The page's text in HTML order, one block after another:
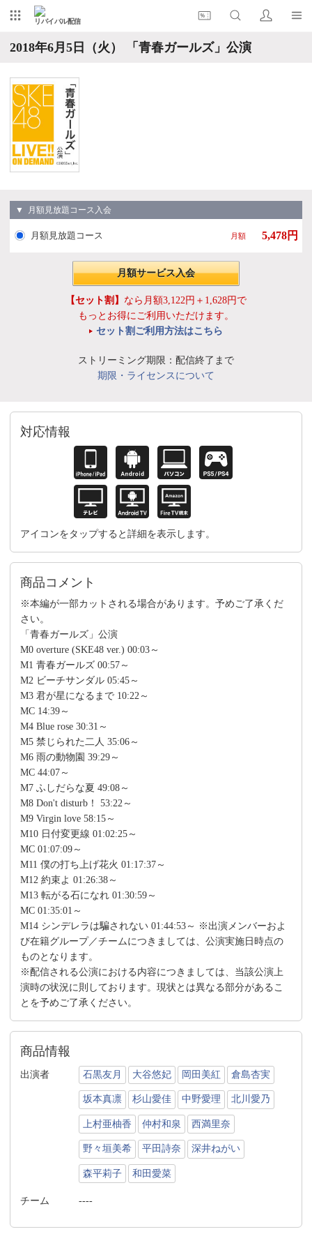
リバイバル配信
2018年6月5日（火） 「青春ガールズ」公演
▼ 月額見放題コース入会
月額見放題コース 月額 5,478円
月額サービス入会
【セット割】 なら月額3,122円＋1,628円で
もっとお得にご利用いただけます。
セット割ご利用方法はこちら
ストリーミング期限：配信終了まで
期限・ライセンスについて
対応情報
アイコンをタップすると詳細を表示します。
商品コメント
※本編が一部カットされる場合があります。予めご了承くだ
さい。
「青春ガールズ」公演
M0 overture (SKE48 ver.) 00:03～
M1 青春ガールズ 00:57～
M2 ビーチサンダル 05:45～
M3 君が星になるまで 10:22～
MC 14:39～
M4 Blue rose 30:31～
M5 禁じられた二人 35:06～
M6 雨の動物園 39:29～
MC 44:07～
M7 ふしだらな夏 49:08～
M8 Don't disturb！ 53:22～
M9 Virgin love 58:15～
M10 日付変更線 01:02:25～
MC 01:07:09～
M11 僕の打ち上げ花火 01:17:37～
M12 約束よ 01:26:38～
M13 転がる石になれ 01:30:59～
MC 01:35:01～
M14 シンデレラは騙されない 01:44:53～ ※出演メンバーおよ
び在籍グループ／チームにつきましては、公演実施日時点の
ものとなります。
※配信される公演における内容につきましては、当該公演上
演時の状況に則しております。現状とは異なる部分があるこ
とを予めご了承ください。
商品情報
出演者 石黒友月 大谷悠妃 岡田美紅 倉島杏実
坂本真凛 杉山愛佳 中野愛理 北川愛乃
上村亜柚香 仲村和泉 西満里奈
野々垣美希 平田詩奈 深井ねがい
森平莉子 和田愛菜
チーム ----